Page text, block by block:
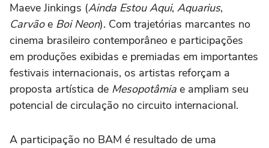
Maeve Jinkings (Ainda Estou Aqui, Aquarius,
Carvãoe Boi Neon). Com trajetórias marcantes no
cinema brasileiro contemporâneo e participações
em produções exibidas e premiadas em importantes
festivais internacionais, os artistas reforçam a
proposta artística de Mesopotâmia e ampliam seu
potencial de circulação no circuito internacional.
A participação no BAM é resultado de uma